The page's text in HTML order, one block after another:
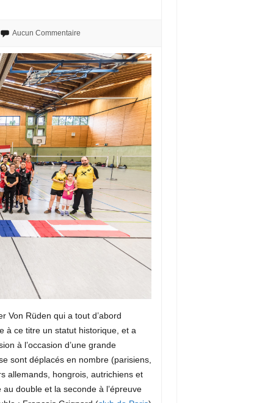
Aucun Commentaire
Von Rüden qui a tout d’abord
à ce titre un statut historique, et a
à l’occasion d’une grande
sont déplacés en nombre (parisiens,
allemands, hongrois, autrichiens et
double et la seconde à l’épreuve